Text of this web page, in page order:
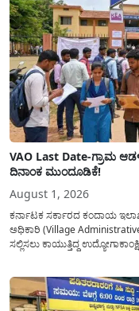
VAO Last Date-ಗ್ರಾಮ
ದಿನಾಂಕ ಮುಂದೂಡಿಕೆ!
August 1, 2026
ಕರ್ನಾಟಕ ಸರ್ಕಾರದ ಕಂದಾಯ
ಅಧಿಕಾರಿ (Village
ಸಲ್ಲಿಸಲು ಕಾಯುತ್ತಿದ್ದ